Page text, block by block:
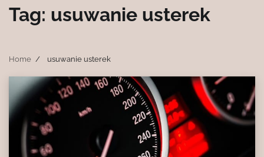
Tag: usuwanie usterek
Home usuwanie usterek